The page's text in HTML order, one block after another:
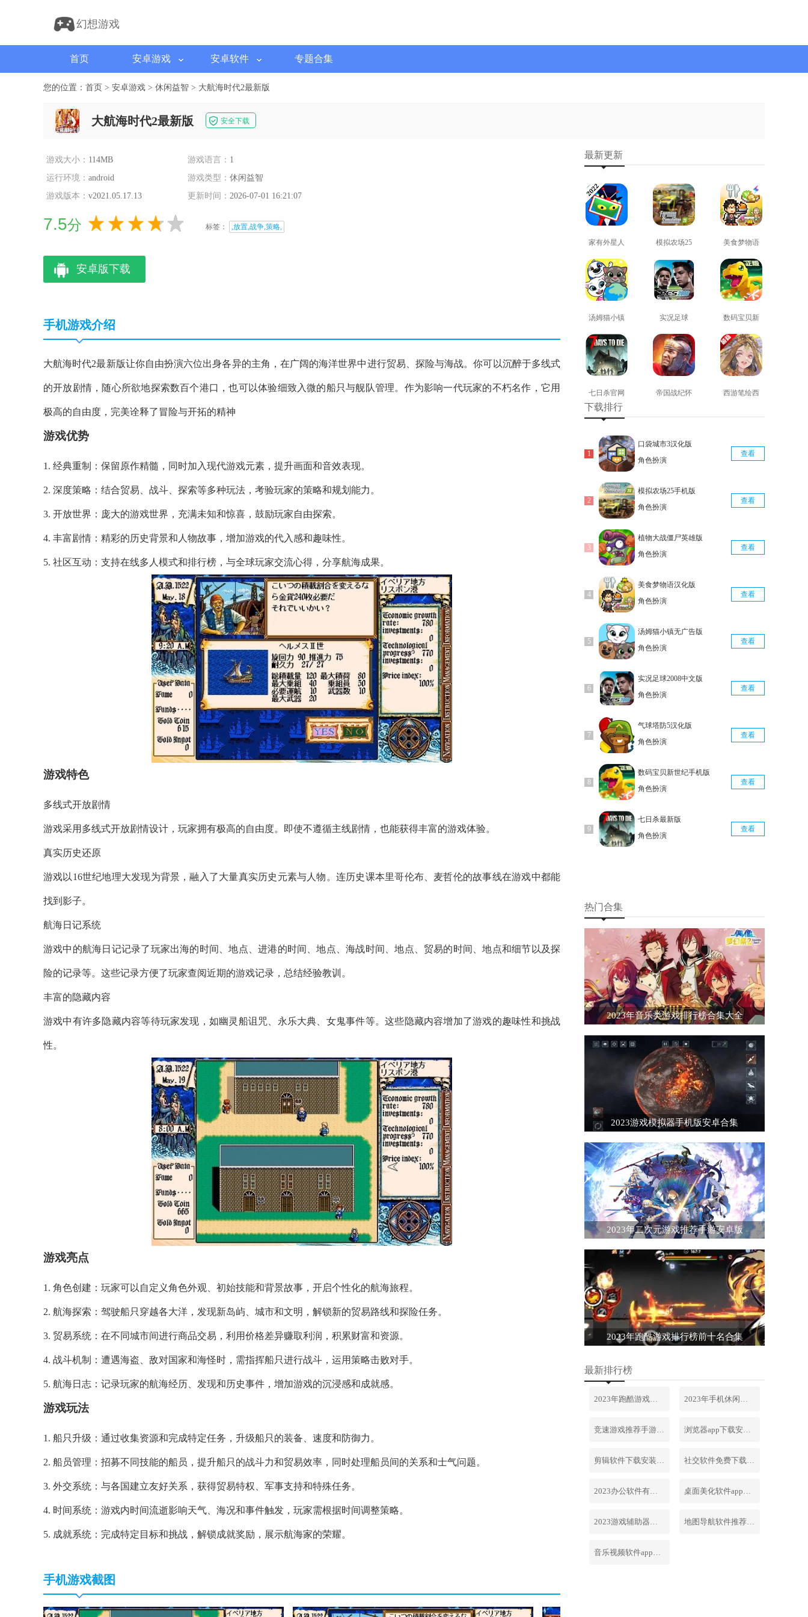
幻想游戏
首页 安卓游戏 安卓软件 专题合集
您的位置： 首页 > 安卓游戏 > 休闲益智 > 大航海时代2最新版
大航海时代2最新版 安全下载
游戏大小： 114MB 游戏语言： 1
运行环境： android 游戏类型： 休闲益智
游戏版本： v2021.05.17.13 更新时间： 2026-07-01 16:21:07
7.5分 标签： ,放置,战争,策略,
安卓版下载
手机游戏介绍
大航海时代2最新版让你自由扮演六位出身各异的主角，在广阔的海洋世界中进行贸易、探险与海战。你可以沉醉于多线式
的开放剧情，随心所欲地探索数百个港口，也可以体验细致入微的船只与舰队管理。作为影响一代玩家的不朽名作，它用
极高的自由度，完美诠释了冒险与开拓的精神
游戏优势
1. 经典重制：保留原作精髓，同时加入现代游戏元素，提升画面和音效表现。
2. 深度策略：结合贸易、战斗、探索等多种玩法，考验玩家的策略和规划能力。
3. 开放世界：庞大的游戏世界，充满未知和惊喜，鼓励玩家自由探索。
4. 丰富剧情：精彩的历史背景和人物故事，增加游戏的代入感和趣味性。
5. 社区互动：支持在线多人模式和排行榜，与全球玩家交流心得，分享航海成果。
游戏特色
多线式开放剧情
游戏采用多线式开放剧情设计，玩家拥有极高的自由度。即使不遵循主线剧情，也能获得丰富的游戏体验。
真实历史还原
游戏以16世纪地理大发现为背景，融入了大量真实历史元素与人物。连历史课本里哥伦布、麦哲伦的故事线在游戏中都能
找到影子。
航海日记系统
游戏中的航海日记记录了玩家出海的时间、地点、进港的时间、地点、海战时间、地点、贸易的时间、地点和细节以及探
险的记录等。这些记录方便了玩家查阅近期的游戏记录，总结经验教训。
丰富的隐藏内容
游戏中有许多隐藏内容等待玩家发现，如幽灵船诅咒、永乐大典、女鬼事件等。这些隐藏内容增加了游戏的趣味性和挑战
性。
游戏亮点
1. 角色创建：玩家可以自定义角色外观、初始技能和背景故事，开启个性化的航海旅程。
2. 航海探索：驾驶船只穿越各大洋，发现新岛屿、城市和文明，解锁新的贸易路线和探险任务。
3. 贸易系统：在不同城市间进行商品交易，利用价格差异赚取利润，积累财富和资源。
4. 战斗机制：遭遇海盗、敌对国家和海怪时，需指挥船只进行战斗，运用策略击败对手。
5. 航海日志：记录玩家的航海经历、发现和历史事件，增加游戏的沉浸感和成就感。
游戏玩法
1. 船只升级：通过收集资源和完成特定任务，升级船只的装备、速度和防御力。
2. 船员管理：招募不同技能的船员，提升船只的战斗力和贸易效率，同时处理船员间的关系和士气问题。
3. 外交系统：与各国建立友好关系，获得贸易特权、军事支持和特殊任务。
4. 时间系统：游戏内时间流逝影响天气、海况和事件触发，玩家需根据时间调整策略。
5. 成就系统：完成特定目标和挑战，解锁成就奖励，展示航海家的荣耀。
手机游戏截图
最新更新
家有外星人
免费版
查看
模拟农场25
免费版
查看
美食梦物语
正版
查看
汤姆猫小镇
免费版
查看
实况足球
2008安卓版
查看
数码宝贝新
世纪免费版
查看
七日杀官网
版
查看
帝国战纪怀
西游笔绘西
下载排行
口袋城市3汉化版
角色扮演
查看
模拟农场25手机版
角色扮演
查看
植物大战僵尸英雄版
角色扮演
查看
美食梦物语汉化版
角色扮演
查看
汤姆猫小镇无广告版
角色扮演
查看
实况足球2008中文版
角色扮演
查看
气球塔防5汉化版
角色扮演
查看
数码宝贝新世纪手机版
角色扮演
查看
七日杀最新版
角色扮演
查看
热门合集
2023年音乐类游戏排行榜合集大全
2023游戏模拟器手机版安卓合集
2023年二次元游戏推荐手游安卓版
2023年跑酷游戏排行榜前十名合集
最新排行榜
2023年跑酷游戏排行榜前十名合集 2023年手机休闲游戏排行榜前十名
竞速游戏推荐手游排行榜最新2023 浏览器app下载安装免费官网
剪辑软件下载安装免费手机版 社交软件免费下载安装大全最新
2023办公软件有哪些合集软件 桌面美化软件app下载安卓版
2023游戏辅助器软件大全免费 地图导航软件推荐下载安装手机版
音乐视频软件app下载安装免费